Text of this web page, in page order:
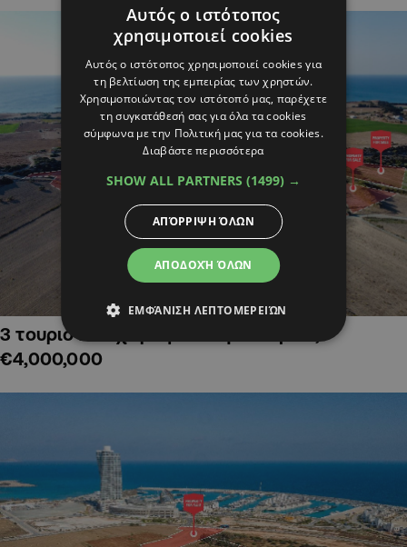
3 τουριστικά χωράφια στην Αλαμινό,
€4,000,000
Αυτός ο ιστότοπος
χρησιμοποιεί cookies
Αυτός ο ιστότοπος χρησιμοποιεί cookies για
τη βελτίωση της εμπειρίας των χρηστών.
Χρησιμοποιώντας τον ιστότοπό μας, παρέχετε
τη συγκατάθεσή σας για όλα τα cookies
σύμφωνα με την Πολιτική μας για τα cookies.
Διαβάστε περισσότερα
SHOW ALL PARTNERS (1499) →
ΑΠΟΔΟΧΉ ΌΛΩΝ
ΑΠΌΡΡΙΨΗ ΌΛΩΝ
ΕΜΦΆΝΙΣΗ ΛΕΠΤΟΜΕΡΕΙΏΝ